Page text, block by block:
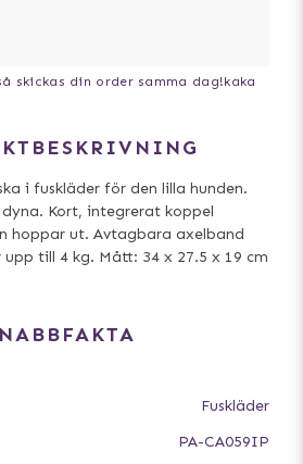
skickas din order samma dag!kaka
i fuskläder för den lilla hunden.
Kort, integrerat koppel
hoppar ut. Avtagbara axelband
till 4 kg. Mått: 34 x 27.5 x 19 cm
Fuskläder
PA-CA059IP